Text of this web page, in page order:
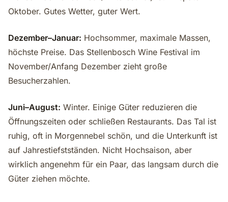
Oktober. Gutes Wetter, guter Wert.
Dezember–Januar: Hochsommer, maximale Massen,
höchste Preise. Das Stellenbosch Wine Festival im
November/Anfang Dezember zieht große
Besucherzahlen.
Juni–August: Winter. Einige Güter reduzieren die
Öffnungszeiten oder schließen Restaurants. Das Tal ist
ruhig, oft in Morgennebel schön, und die Unterkunft ist
auf Jahrestiefstständen. Nicht Hochsaison, aber
wirklich angenehm für ein Paar, das langsam durch die
Güter ziehen möchte.